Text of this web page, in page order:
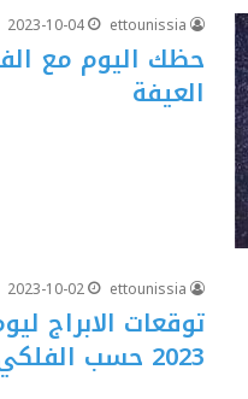
ettounissia
2023-10-04
حظك اليوم مع
العيفة
ettounissia
2023-10-02
2023 حسب الفلكي محسن العيفة